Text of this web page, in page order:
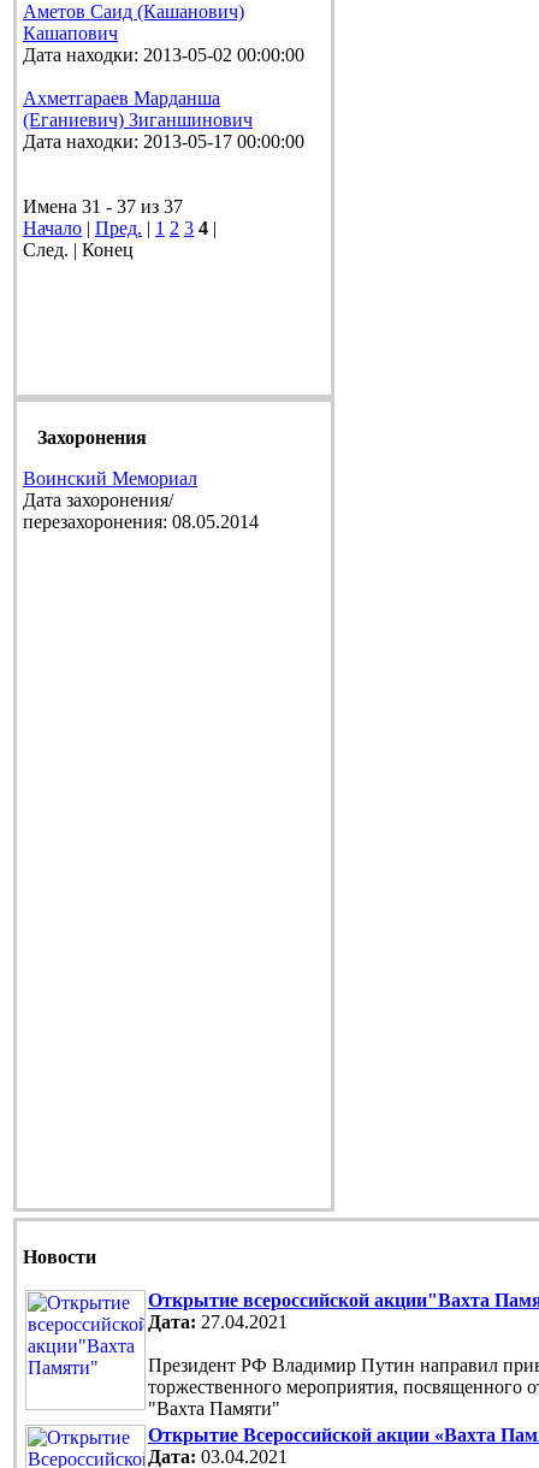
Аметов Саид (Кашанович)
Кашапович
Дата находки: 2013-05-02 00:00:00
Ахметгараев Марданша
(Еганиевич) Зиганшинович
Дата находки: 2013-05-17 00:00:00
Имена 31 - 37 из 37
Начало | Пред. | 1 2 3 4 |
След. | Конец
Захоронения
Воинский Мемориал
Дата захоронения/
перезахоронения: 08.05.2014
Новости
Открытие всероссийской акции"Вахта
Дата: 27.04.2021
Президент РФ Владимир Путин направил
торжественного мероприятия, посвященного
"Вахта Памяти"
Открытие Всероссийской акции «Вахта
Дата: 03.04.2021